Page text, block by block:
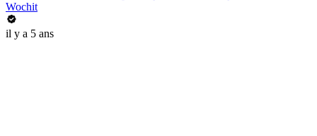
Wochit
il y a 5 ans